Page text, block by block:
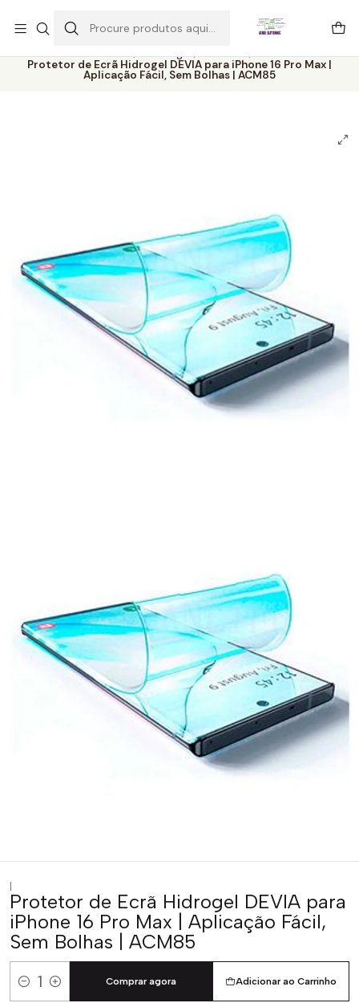
Início Catálogo
Películas
Protetor de Ecrã Hidrogel DEVIA para iPhone 16 Pro Max |
Aplicação Fácil, Sem Bolhas | ACM85
|
Protetor de Ecrã Hidrogel DEVIA para
iPhone 16 Pro Max | Aplicação Fácil,
Sem Bolhas | ACM85
Quantidade
Adicionar ao Carrinho
Comprar agora